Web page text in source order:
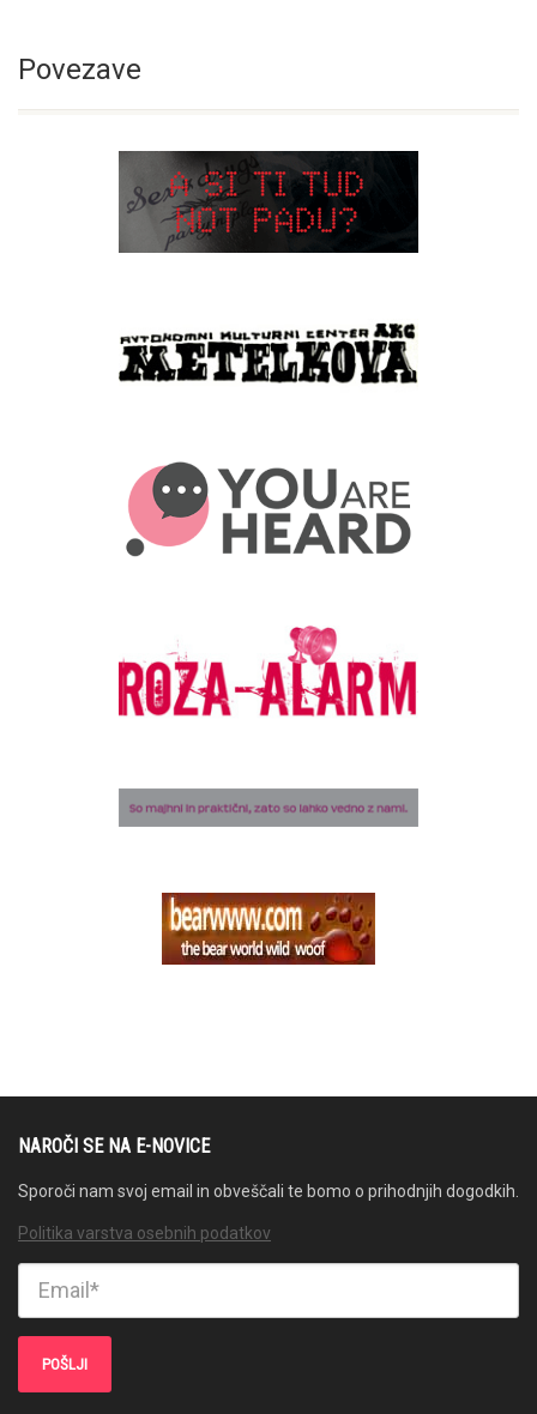
Povezave
NAROČI SE NA E-NOVICE
Sporoči nam svoj email in obveščali te bomo o prihodnjih dogodkih.
Politika varstva osebnih podatkov